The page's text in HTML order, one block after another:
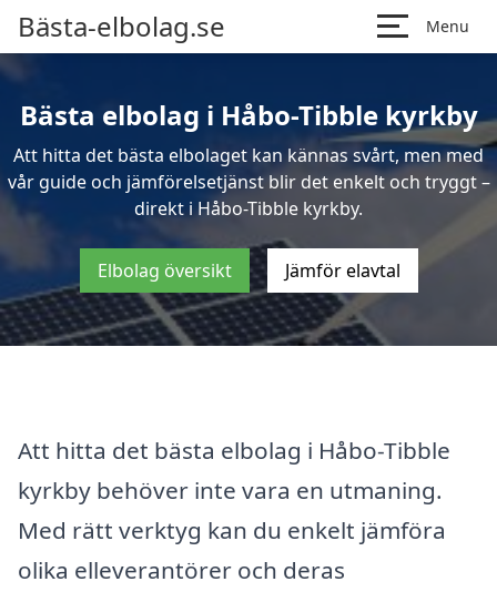
Bästa-elbolag.se Menu
Bästa elbolag i Håbo-Tibble kyrkby
Att hitta det bästa elbolaget kan kännas svårt, men med
vår guide och jämförelsetjänst blir det enkelt och tryggt –
direkt i Håbo-Tibble kyrkby.
Elbolag översikt Jämför elavtal
Att hitta det bästa elbolag i Håbo-Tibble
kyrkby behöver inte vara en utmaning.
Med rätt verktyg kan du enkelt jämföra
olika elleverantörer och deras